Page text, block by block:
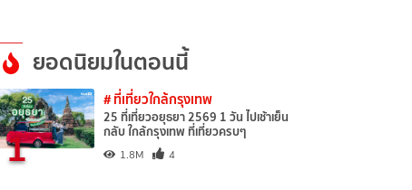
ยอดนิยมในตอนนี้
1
# ที่เที่ยวใกล้กรุงเทพ
25 ที่เที่ยวอยุธยา 2569 1 วัน ไปเช้าเย็น
กลับ ใกล้กรุงเทพ ที่เที่ยวครบๆ
1.8M 4